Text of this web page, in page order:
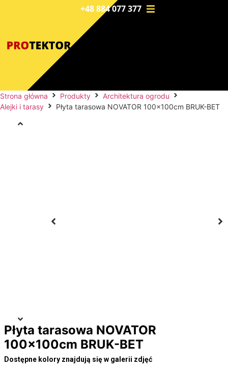
+48 884 077 377
Strona główna Produkty
Architektura ogrodu
Alejki i tarasy
Płyta tarasowa NOVATOR 100x100cm BRUK-BET
Płyta tarasowa NOVATOR
100x100cm BRUK-BET
Dostępne kolory znajdują się w galerii zdjęć